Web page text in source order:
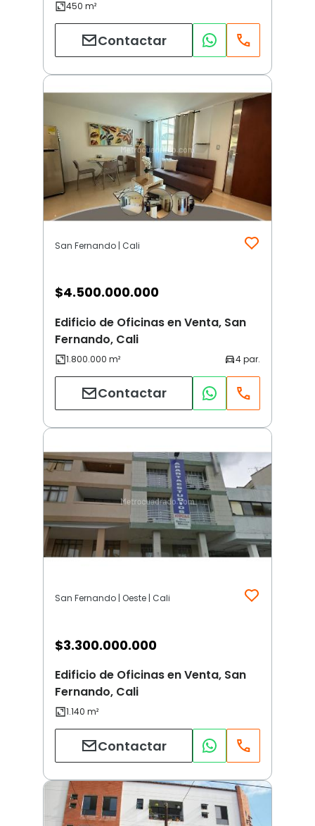
Contactar
San Fernando | Cali
$4.500.000.000
Edificio de Oficinas en Venta, San
Fernando, Cali
Contactar
San Fernando | Oeste | Cali
$3.300.000.000
Edificio de Oficinas en Venta, San
Fernando, Cali
Contactar